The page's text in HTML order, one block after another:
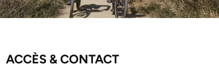
ACCÈS & CONTACT